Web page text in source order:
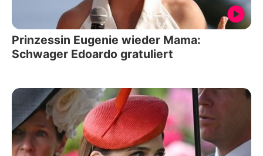
Prinzessin Eugenie wieder Mama:
Schwager Edoardo gratuliert